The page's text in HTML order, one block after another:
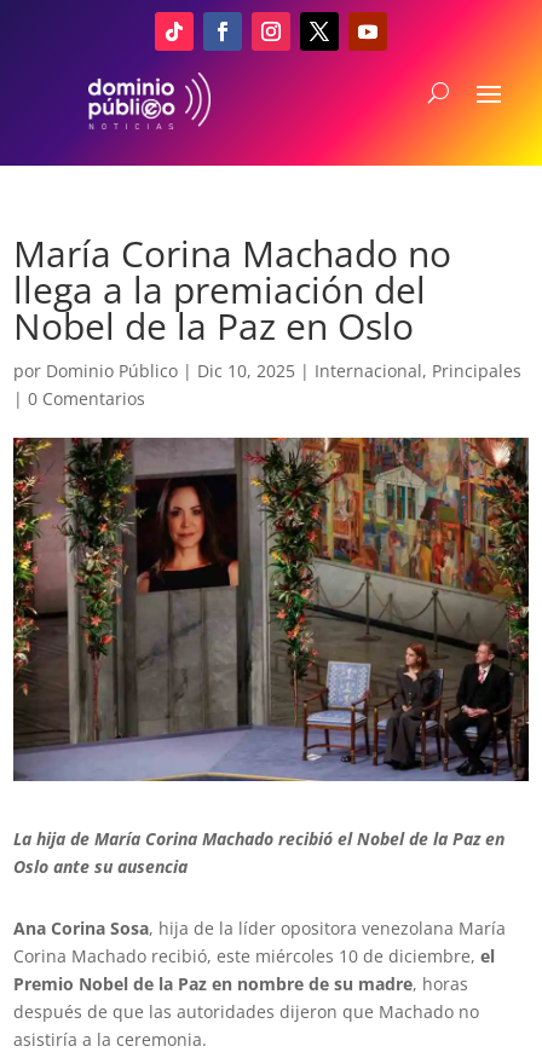
María Corina Machado no
llega a la premiación del
Nobel de la Paz en Oslo
por Dominio Público | Dic 10, 2025 | Internacional, Principales
|0 Comentarios
La hija deMaría Corina Machado recibió el Nobel de la Paz en
Oslo ante su ausencia
Ana Corina Sosa, hija de la líder opositora venezolana María
Corina Machado recibió, este miércoles 10 de diciembre,el
Premio Nobel de la Paz en nombre de su madre, horas
después de que las autoridades dijeron que Machado no
asistiría a la ceremonia.